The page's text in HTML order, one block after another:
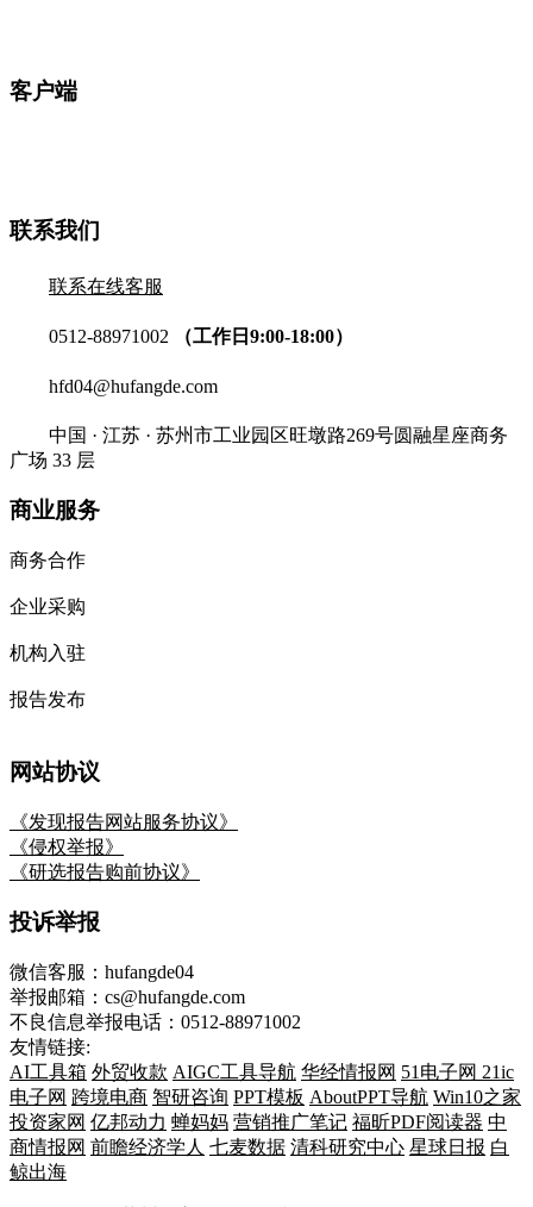
客户端
联系我们
联系在线客服
0512-88971002 （工作日9:00-18:00）
hfd04@hufangde.com
中国 · 江苏 · 苏州市工业园区旺墩路269号圆融星座商务
广场 33 层
商业服务
商务合作
企业采购
机构入驻
报告发布
网站协议
《发现报告网站服务协议》
《侵权举报》
《研选报告购前协议》
投诉举报
微信客服：hufangde04
举报邮箱：cs@hufangde.com
不良信息举报电话：0512-88971002
友情链接:
AI工具箱 外贸收款 AIGC工具导航 华经情报网 51电子网 21ic
电子网 跨境电商 智研咨询 PPT模板 AboutPPT导航 Win10之家
投资家网 亿邦动力 蝉妈妈 营销推广笔记 福昕PDF阅读器 中
商情报网 前瞻经济学人 七麦数据 清科研究中心 星球日报 白
鲸出海